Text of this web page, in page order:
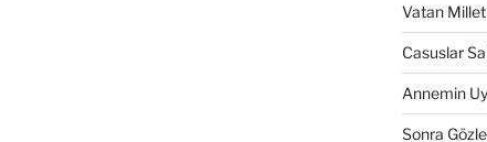
Vatan
Casuslar
Annemin
Sonra